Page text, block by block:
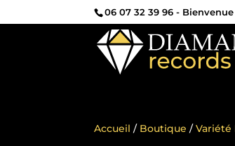
06 07 32 39 96 -
Accueil / Boutique /Variété